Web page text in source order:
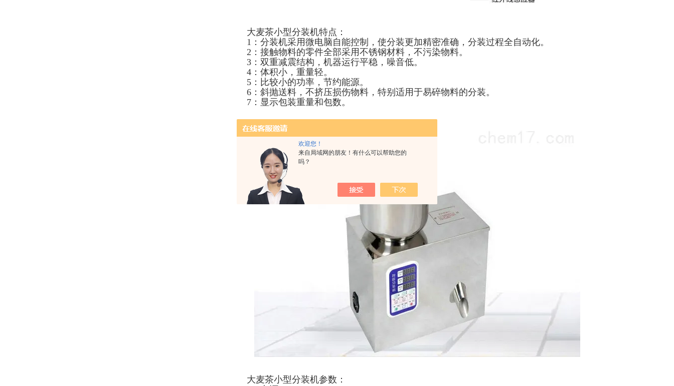
欢迎您！
来自局域网的朋友！有什么可以帮助您的
吗？
大麦茶小型分装机特点：
1：分装机采用微电脑自能控制，使分装更加精密准确，分装过程全自动化。
2：接触物料的零件全部采用不锈钢材料，不污染物料。
3：双重减震结构，机器运行平稳，噪音低。
4：体积小，重量轻。
5：比较小的功率，节约能源。
6：斜抛送料，不挤压损伤物料，特别适用于易碎物料的分装。
7：显示包装重量和包数。
大麦茶小型分装机参数：